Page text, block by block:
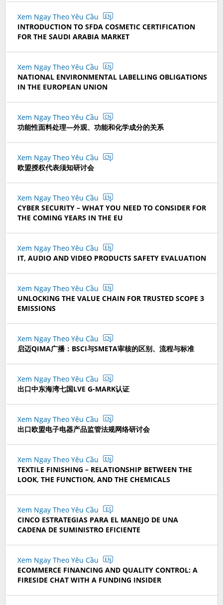
Xem Ngay Theo Yêu Cầu EN
INTRODUCTION TO SFDA COSMETIC CERTIFICATION
FOR THE SAUDI ARABIA MARKET
Xem Ngay Theo Yêu Cầu EN
NATIONAL ENVIRONMENTAL LABELLING OBLIGATIONS
IN THE EUROPEAN UNION
Xem Ngay Theo Yêu Cầu CN
功能性面料处理—外观、功能和化学成分的关系
Xem Ngay Theo Yêu Cầu CN
欧盟授权代表须知研讨会
Xem Ngay Theo Yêu Cầu EN
CYBER SECURITY – WHAT YOU NEED TO CONSIDER FOR
THE COMING YEARS IN THE EU
Xem Ngay Theo Yêu Cầu EN
IT, AUDIO AND VIDEO PRODUCTS SAFETY EVALUATION
Xem Ngay Theo Yêu Cầu EN
UNLOCKING THE VALUE CHAIN FOR TRUSTED SCOPE 3
EMISSIONS
Xem Ngay Theo Yêu Cầu CN
启迈QIMA广播：BSCI与SMETA审核的区别、流程与标准
Xem Ngay Theo Yêu Cầu CN
出口中东海湾七国LVE G-MARK认证
Xem Ngay Theo Yêu Cầu CN
出口欧盟电子电器产品监管法规网络研讨会
Xem Ngay Theo Yêu Cầu EN
TEXTILE FINISHING – RELATIONSHIP BETWEEN THE
LOOK, THE FUNCTION, AND THE CHEMICALS
Xem Ngay Theo Yêu Cầu ES
CINCO ESTRATEGIAS PARA EL MANEJO DE UNA
CADENA DE SUMINISTRO EFICIENTE
Xem Ngay Theo Yêu Cầu EN
ECOMMERCE FINANCING AND QUALITY CONTROL: A
FIRESIDE CHAT WITH A FUNDING INSIDER